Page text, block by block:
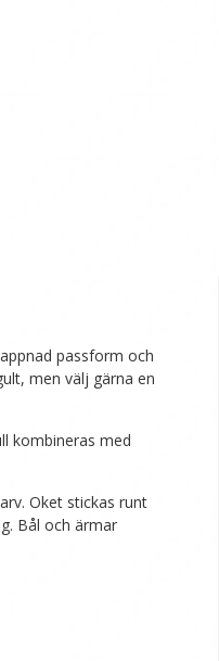
passform och
men välj gärna en
kombineras med
Oket stickas runt
Bål och ärmar